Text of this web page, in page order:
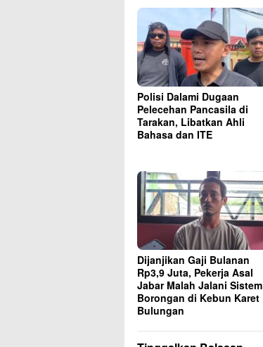
Polisi Dalami Dugaan
Pelecehan Pancasila di
Tarakan, Libatkan Ahli
Bahasa dan ITE
Dijanjikan Gaji Bulanan
Rp3,9 Juta, Pekerja Asal
Jabar Malah Jalani Sistem
Borongan di Kebun Karet
Bulungan